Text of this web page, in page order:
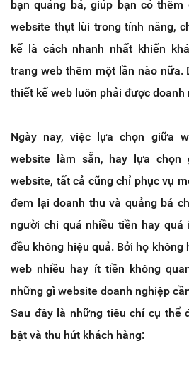
bạn quảng bá, giúp bạn có
website thụt lùi trong tính năng,
kế là cách nhanh nhất khiến
trang web thêm một lần nào nữa.
thiết kế web luôn phải được doanh
Ngày nay, việc lựa chọn giữa
website làm sẵn, hay lựa
website, tất cả cũng chỉ phục vụ
đem lại doanh thu và quảng bá
người chi quá nhiều tiền hay
đều không hiệu quả. Bởi họ
web nhiều hay ít tiền không
những gì website doanh nghiệp
Sau đây là những tiêu chí cụ thể
bật và thu hút khách hàng: